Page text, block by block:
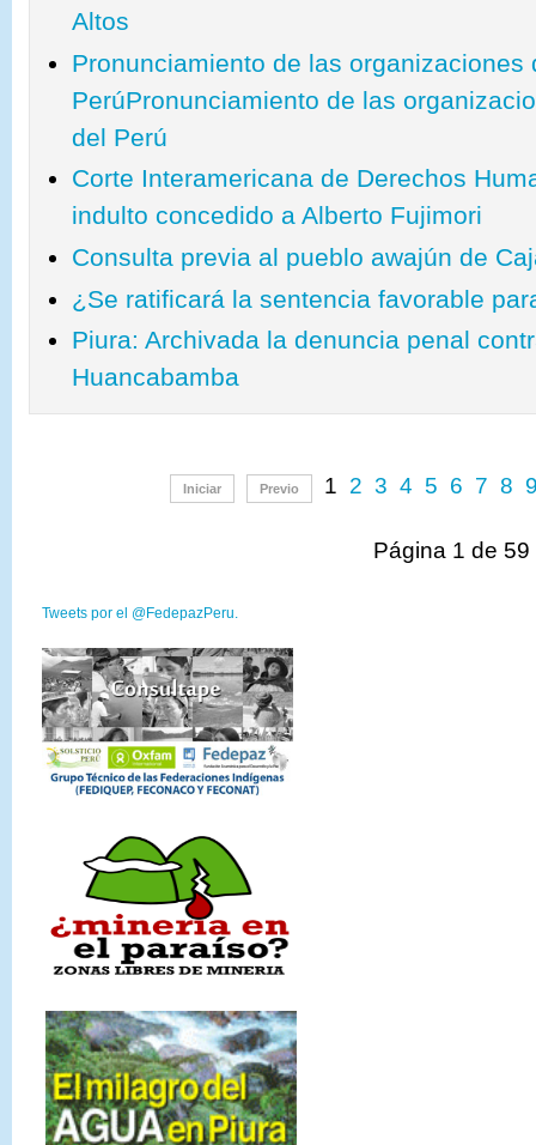
Altos
Pronunciamiento de las organizaciones
PerúPronunciamiento de las
del Perú
Corte Interamericana de Derechos
indulto concedido a Alberto Fujimori
Consulta previa al pueblo awajún de
¿Se ratificará la sentencia favorable
Piura: Archivada la denuncia penal
Huancabamba
Iniciar Previo 1 2 3 4 5 6 7 8
Página 1 de 59
Tweets por el @FedepazPeru.